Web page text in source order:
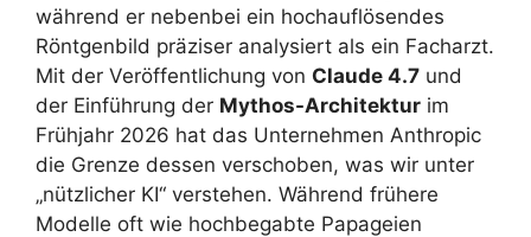
während er nebenbei ein hochauflösendes
Röntgenbild präziser analysiert als ein Facharzt.
Mit der Veröffentlichung von Claude 4.7 und
der Einführung der Mythos-Architektur im
Frühjahr 2026 hat das Unternehmen Anthropic
die Grenze dessen verschoben, was wir unter
„nützlicher KI“ verstehen. Während frühere
Modelle oft wie hochbegabte Papageien